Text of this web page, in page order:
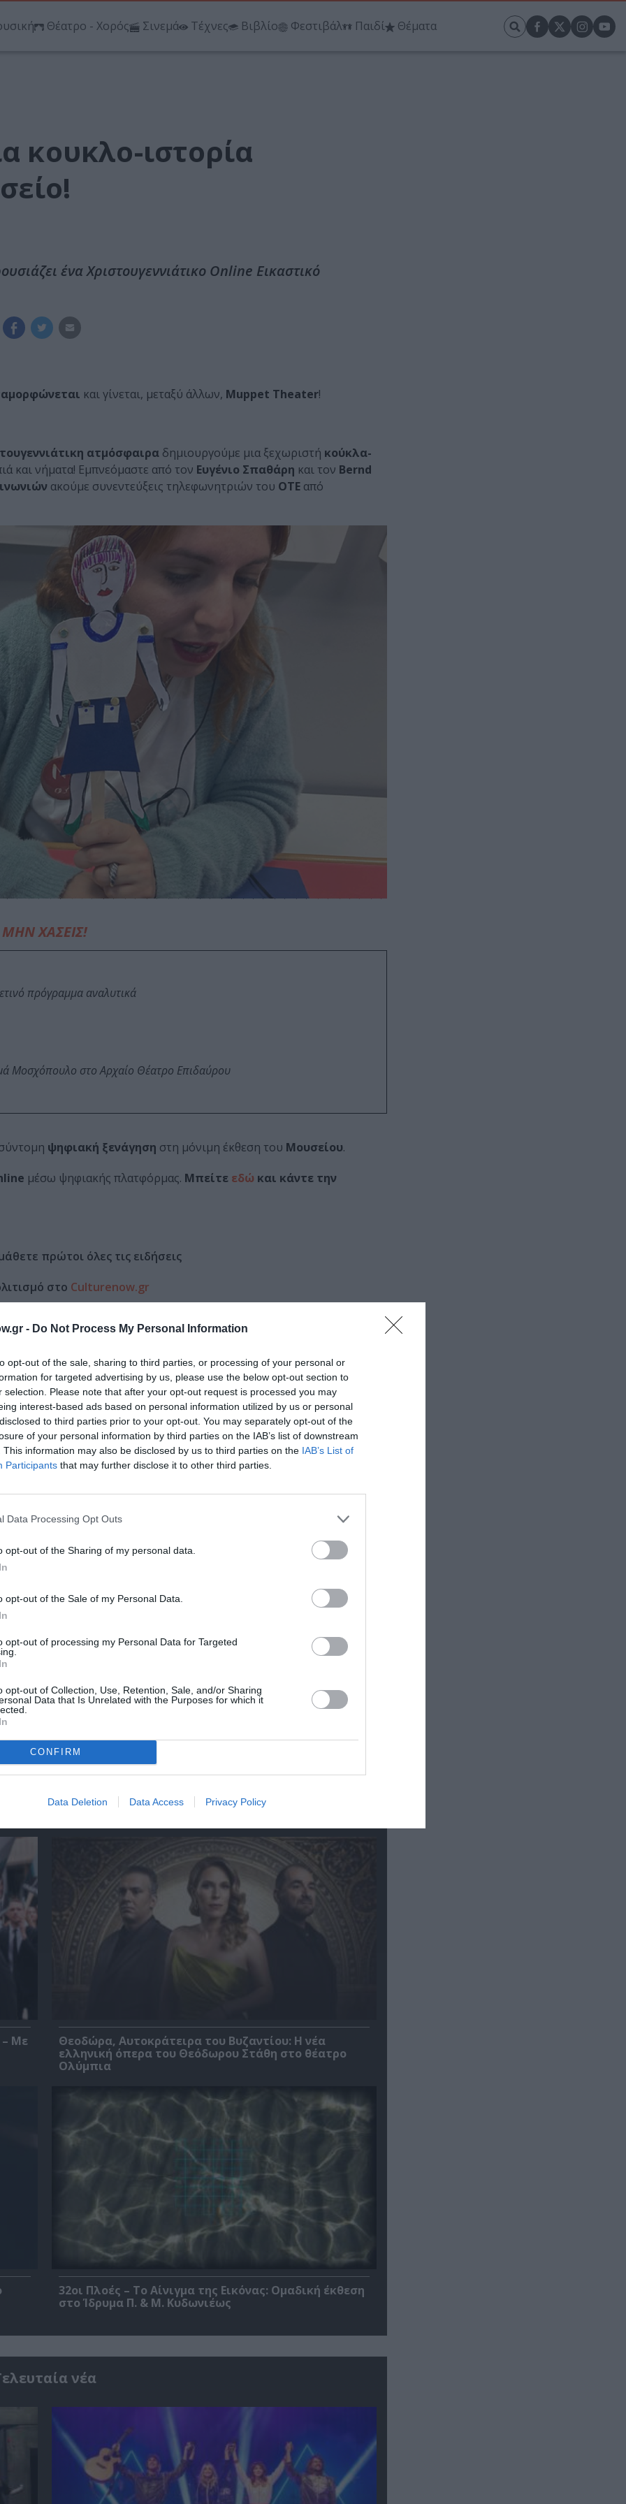
- Do Not Process My Personal Information
opt-out of the sale, sharing to third parties, or processing of your personal or
for targeted advertising by us, please use the below opt-out section to
selection. Please note that after your opt-out request is processed you may
interest-based ads based on personal information utilized by us or personal
to third parties prior to your opt-out. You may separately opt-out of the
of your personal information by third parties on the IAB’s list of downstream
This information may also be disclosed by us to third parties on the IAB’s List of
Participants that may further disclose it to other third parties.
Data Processing Opt Outs
opt-out of the Sharing of my personal data.
opt-out of the Sale of my Personal Data.
opt-out of processing my Personal Data for Targeted
opt-out of Collection, Use, Retention, Sale, and/or Sharing
Data that Is Unrelated with the Purposes for which it
CONFIRM
Data Deletion Data Access Privacy Policy
Θέατρο - Χορός Σινεμά Τέχνες Βιβλίο Φεστιβάλ Παιδί Θέματα
κουκλο-ιστορία
ένα Χριστουγεννιάτικο Οnline Εικαστικό
και γίνεται, μεταξύ άλλων, Muppet Theater!
ατμόσφαιρα δημιουργούμε μια ξεχωριστή κούκλα-
και νήματα! Εμπνεόμαστε από τον Ευγένιο Σπαθάρη και τον Bernd
ακούμε συνεντεύξεις τηλεφωνητριών του ΟΤΕ από
ΜΗΝ ΧΑΣΕΙΣ!
πρόγραμμα αναλυτικά
Μοσχόπουλο στο Αρχαίο Θέατρο Επιδαύρου
ψηφιακή ξενάγηση στη μόνιμη έκθεση του Μουσείου.
μέσω ψηφιακής πλατφόρμας. Μπείτε εδώ και κάντε την
πρώτοι όλες τις ειδήσεις
στο Culturenow.gr
ΧΡΙΣΤΟΥΓΕΝΝΙΑΤΙΚΕΣ ΕΚΔΗΛΩΣΕΙΣ 2022–2023
και τον Πολιτισμό!
το
Cafe Nacional: Λαζάνια του ονείρου, cocktails από
άλλον πλανήτη & βάσκικο cheesecake σε περιμένουν
Sempre Cafe: Από τον πρώτο καφέ μέχρι το
Άρθρα
– Με
Θεοδώρα, Αυτοκράτειρα του Βυζαντίου: Η νέα
ελληνική όπερα του Θεόδωρου Στάθη στο θέατρο
Ολύμπια
32οι Πλοές – Το Αίνιγμα της Εικόνας: Ομαδική έκθεση
στο Ίδρυμα Π. & Μ. Κυδωνιέως
νέα